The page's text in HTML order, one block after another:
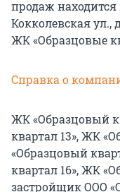
продаж находится
Кокколевская ул.,
ЖК «Образцовые
Справка о
ЖК «Образцовый
квартал 13», ЖК
«Образцовый
квартал 16», ЖК
застройщик ООО